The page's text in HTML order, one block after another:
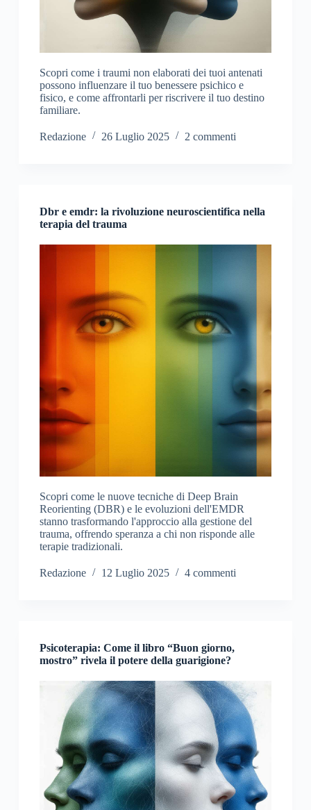
Scopri come i traumi non elaborati dei tuoi antenati
possono influenzare il tuo benessere psichico e
fisico, e come affrontarli per riscrivere il tuo destino
familiare.
Redazione 26 Luglio 2025 2 commenti
Dbr e emdr: la rivoluzione neuroscientifica nella
terapia del trauma
Scopri come le nuove tecniche di Deep Brain
Reorienting (DBR) e le evoluzioni dell'EMDR
stanno trasformando l'approccio alla gestione del
trauma, offrendo speranza a chi non risponde alle
terapie tradizionali.
Redazione 12 Luglio 2025 4 commenti
Psicoterapia: Come il libro “Buon giorno,
mostro” rivela il potere della guarigione?